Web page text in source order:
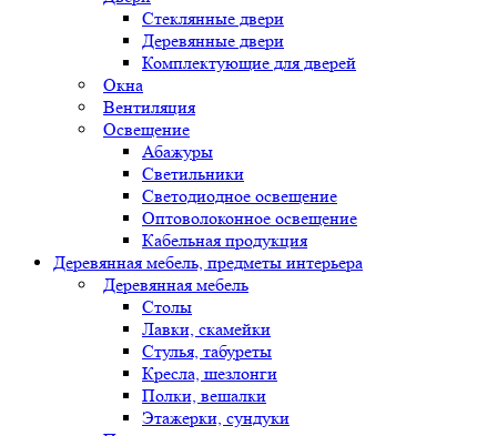
Стеклянные двери
Деревянные двери
Комплектующие для дверей
Окна
Вентиляция
Освещение
Абажуры
Светильники
Светодиодное освещение
Оптоволоконное освещение
Кабельная продукция
Деревянная мебель, предметы интерьера
Деревянная мебель
Столы
Лавки, скамейки
Стулья, табуреты
Кресла, шезлонги
Полки, вешалки
Этажерки, сундуки